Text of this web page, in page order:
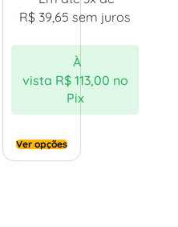
R$ 39,65 sem juros
À
vista R$113,00 no
Pix
Ver opções